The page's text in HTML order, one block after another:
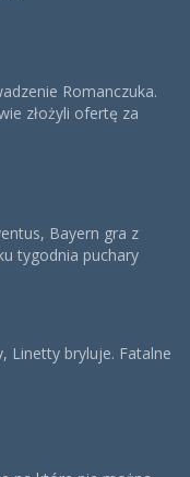
Romanczuka.
złożyli ofertę za
Bayern gra z
tygodnia puchary
Linetty bryluje. Fatalne